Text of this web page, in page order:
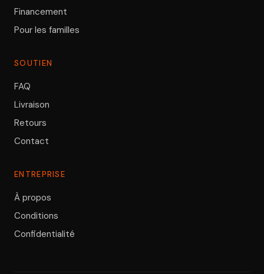
Financement
Pour les familles
SOUTIEN
FAQ
Livraison
Retours
Contact
ENTREPRISE
À propos
Conditions
Confidentialité